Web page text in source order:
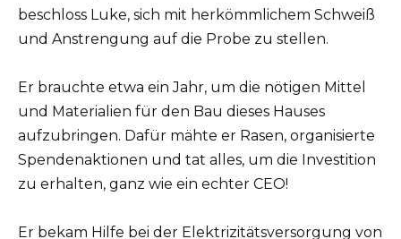
beschloss Luke, sich mit herkömmlichem Schweiß
und Anstrengung auf die Probe zu stellen.
Er brauchte etwa ein Jahr, um die nötigen Mittel
und Materialien für den Bau dieses Hauses
aufzubringen. Dafür mähte er Rasen, organisierte
Spendenaktionen und tat alles, um die Investition
zu erhalten, ganz wie ein echter CEO!
Er bekam Hilfe bei der Elektrizitätsversorgung von